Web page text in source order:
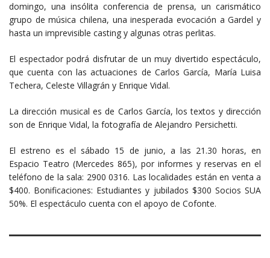
domingo, una insólita conferencia de prensa, un carismático
grupo de música chilena, una inesperada evocación a Gardel y
hasta un imprevisible casting y algunas otras perlitas.
El espectador podrá disfrutar de un muy divertido espectáculo,
que cuenta con las actuaciones de Carlos García, María Luisa
Techera, Celeste Villagrán y Enrique Vidal.
La dirección musical es de Carlos García, los textos y dirección
son de Enrique Vidal, la fotografía de Alejandro Persichetti.
El estreno es el sábado 15 de junio, a las 21.30 horas, en
Espacio Teatro (Mercedes 865), por informes y reservas en el
teléfono de la sala: 2900 0316. Las localidades están en venta a
$400. Bonificaciones: Estudiantes y jubilados $300 Socios SUA
50%. El espectáculo cuenta con el apoyo de Cofonte.